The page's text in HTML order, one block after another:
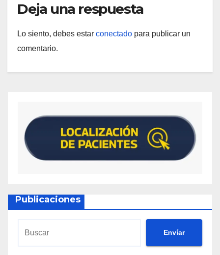
Deja una respuesta
Lo siento, debes estar conectado para publicar un
comentario.
Publicaciones
Envíar